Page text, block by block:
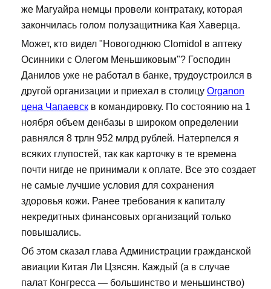
же Магуайра немцы провели контратаку, которая
закончилась голом полузащитника Кая Хаверца.
Может, кто видел "Новогоднюю Clomidol в аптеку
Осинники с Олегом Меньшиковым"? Господин
Данилов уже не работал в банке, трудоустроился в
другой организации и приехал в столицу Organon
цена Чапаевск в командировку. По состоянию на 1
ноября объем денбазы в широком определении
равнялся 8 трлн 952 млрд рублей. Натерпелся я
всяких глупостей, так как карточку в те времена
почти нигде не принимали к оплате. Все это создает
не самые лучшие условия для сохранения
здоровья кожи. Ранее требования к капиталу
некредитных финансовых организаций только
повышались.
Об этом сказал глава Администрации гражданской
авиации Китая Ли Цзясян. Каждый (а в случае
палат Конгресса — большинство и меньшинство)